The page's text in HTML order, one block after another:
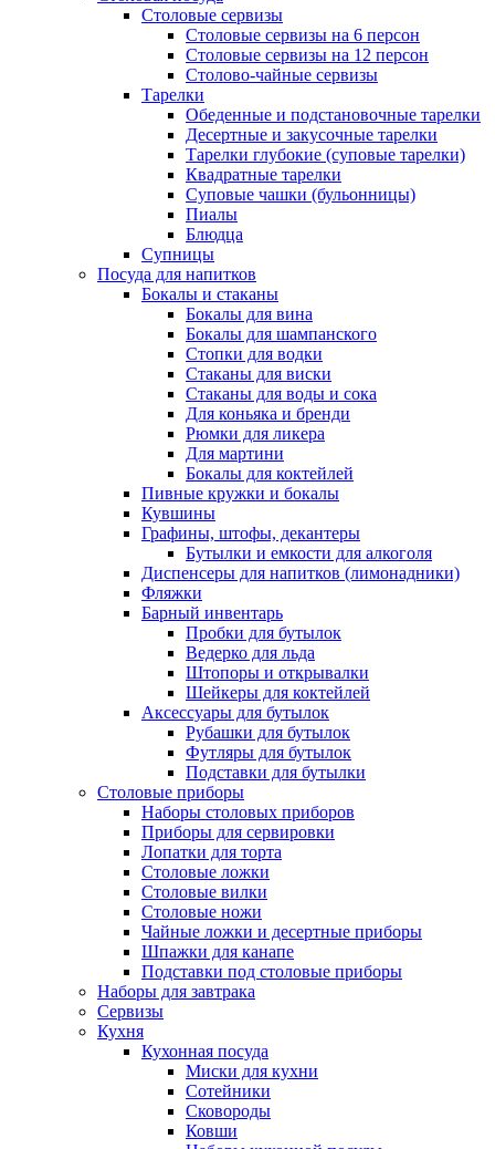
Столовые сервизы
Столовые сервизы на 6 персон
Столовые сервизы на 12 персон
Столово-чайные сервизы
Тарелки
Обеденные и подстановочные тарелки
Десертные и закусочные тарелки
Тарелки глубокие (суповые тарелки)
Квадратные тарелки
Суповые чашки (бульонницы)
Пиалы
Блюдца
Супницы
Посуда для напитков
Бокалы и стаканы
Бокалы для вина
Бокалы для шампанского
Стопки для водки
Стаканы для виски
Стаканы для воды и сока
Для коньяка и бренди
Рюмки для ликера
Для мартини
Бокалы для коктейлей
Пивные кружки и бокалы
Кувшины
Графины, штофы, декантеры
Бутылки и емкости для алкоголя
Диспенсеры для напитков (лимонадники)
Фляжки
Барный инвентарь
Пробки для бутылок
Ведерко для льда
Штопоры и открывалки
Шейкеры для коктейлей
Аксессуары для бутылок
Рубашки для бутылок
Футляры для бутылок
Подставки для бутылки
Столовые приборы
Наборы столовых приборов
Приборы для сервировки
Лопатки для торта
Столовые ложки
Столовые вилки
Столовые ножи
Чайные ложки и десертные приборы
Шпажки для канапе
Подставки под столовые приборы
Наборы для завтрака
Сервизы
Кухня
Кухонная посуда
Миски для кухни
Сотейники
Сковороды
Ковши